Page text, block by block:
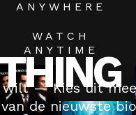
ANYWHERE
WATCH
ANYTIME
wilt — Kies uit
de nieuwste